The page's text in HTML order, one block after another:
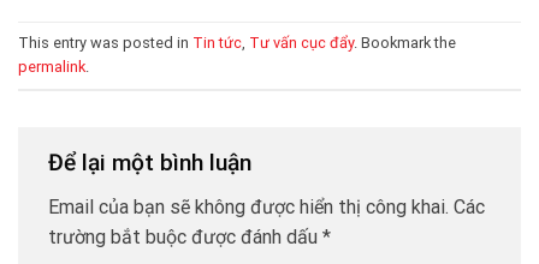
This entry was posted in Tin tức Tư vấn cục đẩy. Bookmark the
permalink
Để lại một bình luận
Email của bạn sẽ không được hiển thị công khai. Các
trường bắt buộc được đánh dấu *